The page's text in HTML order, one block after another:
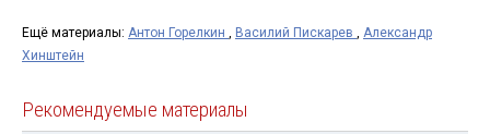
Ещё материалы: Антон Горелкин , Василий Пискарев , Александр
Хинштейн
Рекомендуемые материалы